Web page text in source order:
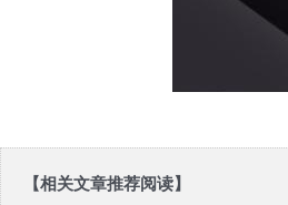
【相关文章推荐阅读】